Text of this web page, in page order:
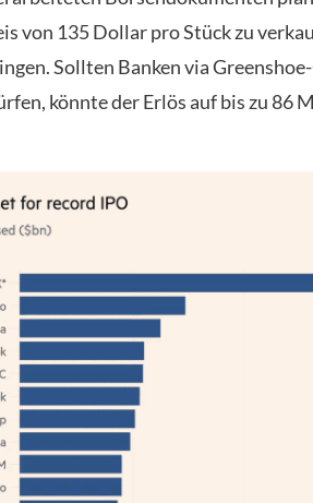
von 135 Dollar pro Stück zu
Sollten Banken via
könnte der Erlös auf bis zu 86